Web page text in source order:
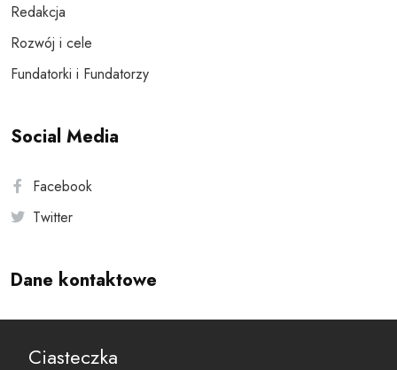
Redakcja
Rozwój i cele
Fundatorki i Fundatorzy
Social Media
Facebook
Twitter
Dane kontaktowe
reset@resetobywatelski.pl
Ciasteczka